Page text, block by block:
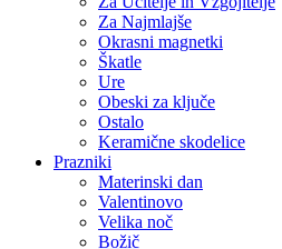
Za Najmlajše
Okrasni magnetki
Škatle
Ure
Obeski za ključe
Ostalo
Keramične skodelice
Prazniki
Materinski dan
Valentinovo
Velika noč
Božič